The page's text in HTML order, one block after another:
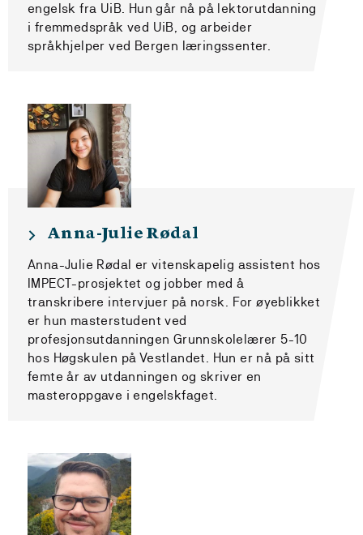
engelsk fra UiB. Hun går nå på lektorutdanning
i fremmedspråk ved UiB, og arbeider
språkhjelper ved Bergen læringssenter.
Anna-Julie Rødal
Anna-Julie Rødal er vitenskapelig assistent hos
IMPECT-prosjektet og jobber med å
transkribere intervjuer på norsk. For øyeblikket
er hun masterstudent ved
profesjonsutdanningen Grunnskolelærer 5-10
hos Høgskulen på Vestlandet. Hun er nå på sitt
femte år av utdanningen og skriver en
masteroppgave i engelskfaget.